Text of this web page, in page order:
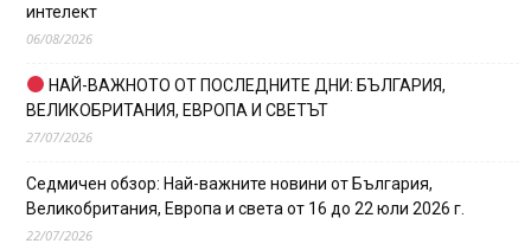
интелект
06/08/2026
НАЙ-ВАЖНОТО ОТ ПОСЛЕДНИТЕ ДНИ: БЪЛГАРИЯ,
ВЕЛИКОБРИТАНИЯ, ЕВРОПА И СВЕТЪТ
27/07/2026
Седмичен обзор: Най-важните новини от България,
Великобритания, Европа и света от 16 до 22 юли 2026 г.
22/07/2026